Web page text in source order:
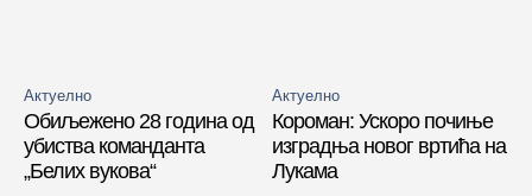
Актуелно
Обиљежено 28 година од
убиства команданта
„Белих вукова“
Актуелно
Короман: Ускоро почиње
изградња новог вртића на
Лукама